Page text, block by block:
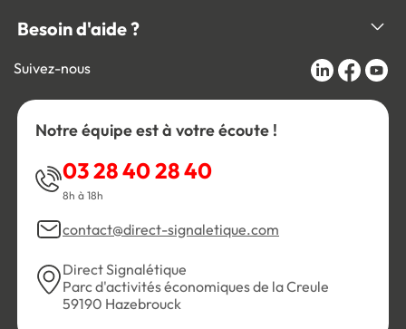
Besoin d'aide ?
Suivez-nous
Notre équipe est à votre écoute !
03 28 40 28 40
8h à 18h
contact@direct-signaletique.com
Direct Signalétique
Parc d'activités économiques de la Creule
59190 Hazebrouck